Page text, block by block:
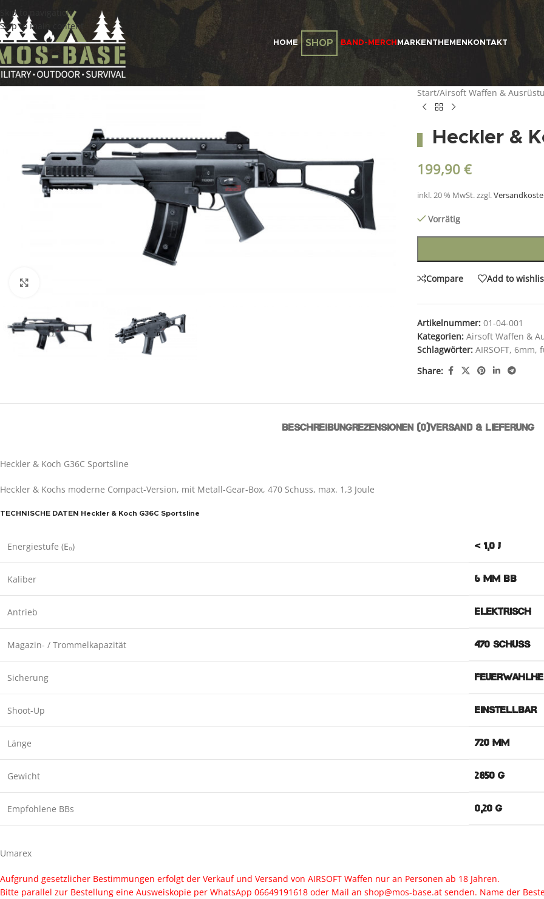
Skip to navigation
Skip to main content
HOME SHOP BAND-MERCH MARKEN THEMEN KONTAKT
Start/Airsoft Waffen &
Heckler &
199,90 €
inkl. 20 % MwSt.zzgl.
Vorrätig
Compare Add to
Artikelnummer: 01-04-001
Kategorien: Airsoft Waffen &
Schlagwörter: AIRSOFT, 6mm,
Share:
BESCHREIBUNGREZENSIONEN (0)VERSAND & LIEFERUNG
Heckler & Koch G36C Sportsline
Heckler & Kochs moderne Compact-Version, mit Metall-Gear-Box, 470 Schuss, max. 1,3 Joule
TECHNISCHE DATEN Heckler & Koch G36C Sportsline
Energiestufe (E₀) < 1,0 J
Kaliber 6 MM BB
Antrieb ELEKTRISCH
Magazin- / Trommelkapazität 470 SCHUSS
Sicherung
Shoot-Up EINSTELLBAR
Länge 720 MM
Gewicht 2850 G
Empfohlene BBs 0,20 G
Umarex
Aufgrund gesetzlicher Bestimmungen erfolgt der Verkauf und Versand von AIRSOFT Waffen nur an Personen ab 18 Jahren.
Bitte parallel zur Bestellung eine Ausweiskopie per WhatsApp 06649191618 oder Mail an shop@mos-base.at senden. Name der